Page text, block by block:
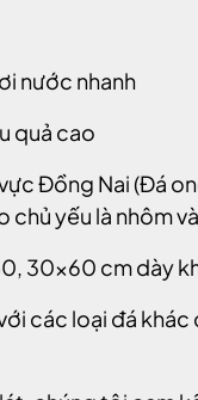
nước nhanh
quả cao
Đồng Nai (Đá
yếu là nhôm
30x60 cm dày
các loại đá